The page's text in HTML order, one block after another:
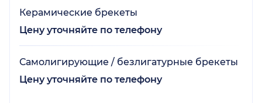
Керамические брекеты
Цену уточняйте по телефону
Самолигирующие / безлигатурные брекеты
Цену уточняйте по телефону